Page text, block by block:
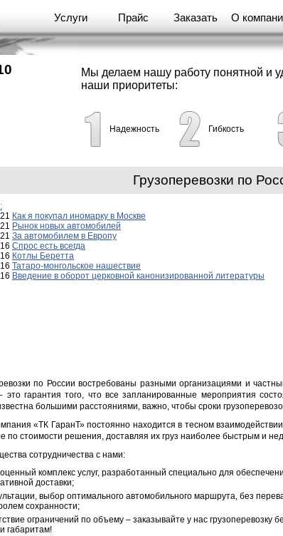
Услуги Прайс Заказать О
Мы делаем нашу работу понятной и
наши приоритеты:
Надежность Гибкость
Грузоперевозки по
Как я покупал иномарку в Москве
Рынок новых автомобилей
За автомобилем в Европу
Спрос есть всегда
Котлы Беретта
Татаро-монгольское нашествие
Введение в оборот церковной канонизированной литературы
по России востребованы разными организациями и
это гарантия того, что все запланированные мероприятия
большими расстояниями, важно, чтобы сроки
«ТК ГаранТ» постоянно находится в тесном
по стоимости решения, доставляя их груз наиболее быстрым и
сотрудничества с нами:
комплекс услуг, разработанный специально для
доставки;
выбор оптимального автомобильного маршрута, без
сохранности;
ограничений по объему – заказывайте у нас грузоперевозку
габаритам!